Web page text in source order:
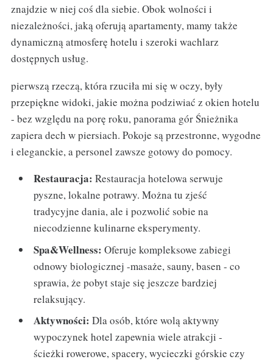
znajdzie w niej coś dla siebie. Obok wolności i
niezależności, jaką oferują apartamenty, mamy także
dynamiczną atmosferę hotelu i szeroki wachlarz
dostępnych usług.
pierwszą rzeczą, która rzuciła mi się w oczy, były
przepiękne widoki, jakie można podziwiać z okien hotelu
- bez względu na porę roku, panorama gór Śnieżnika
zapiera dech w piersiach. Pokoje są przestronne, wygodne
i eleganckie, a personel zawsze gotowy do pomocy.
Restauracja: Restauracja hotelowa serwuje
pyszne, lokalne potrawy. Można tu zjeść
tradycyjne dania, ale i pozwolić sobie na
niecodzienne kulinarne eksperymenty.
Spa&Wellness: Oferuje kompleksowe zabiegi
odnowy biologicznej -masaże, sauny, basen - co
sprawia, że pobyt staje się jeszcze bardziej
relaksujący.
Aktywności: Dla osób, które wolą aktywny
wypoczynek hotel zapewnia wiele atrakcji -
ścieżki rowerowe, spacery, wycieczki górskie czy